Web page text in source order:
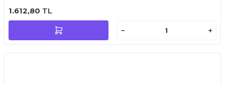
1.612,80 TL